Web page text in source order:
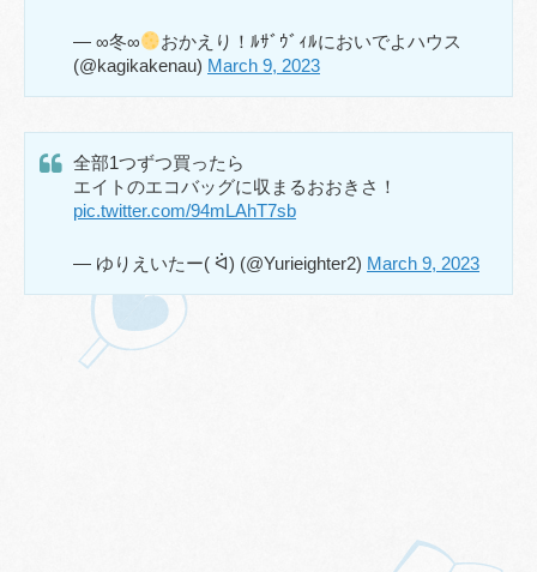
— ∞冬∞
おかえり！ﾙｻﾞｳﾞｨﾙにおいでよハウス
(@kagikakenau) March 9, 2023
全部1つずつ買ったら
エイトのエコバッグに収まるおおきさ！
pic.twitter.com/94mLAhT7sb
— ゆりえいたー( ᐛ) (@Yurieighter2) March 9, 2023